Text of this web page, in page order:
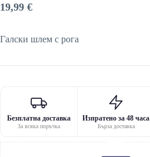
19,99 €
Галски шлем с рога
Безплатна доставка
За всяка поръчка
Изпратено за 48 часа
Бърза доставка